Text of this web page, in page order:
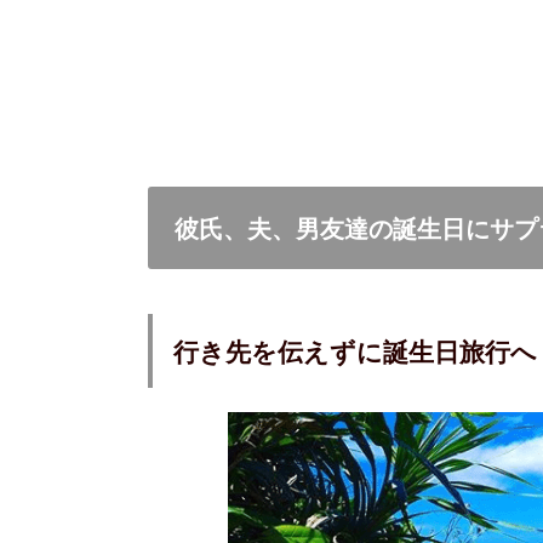
彼氏、夫、男友達の誕生日にサ
行き先を伝えずに誕生日旅行へ